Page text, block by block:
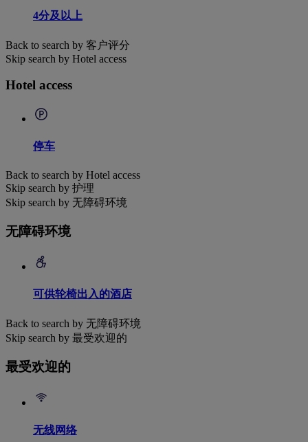
4分及以上
Back to search by 客户评分
Skip search by Hotel access
Hotel access
停车
Back to search by Hotel access
Skip search by 护理
Skip search by 无障碍环境
无障碍环境
可供轮椅出入的酒店
Back to search by 无障碍环境
Skip search by 最受欢迎的
最受欢迎的
无线网络